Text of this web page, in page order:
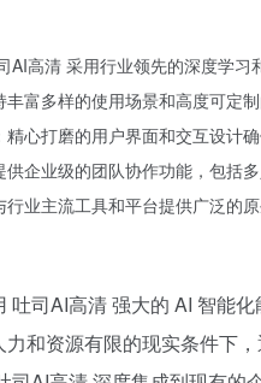
AI高清 采用行业领先的深度学
丰富多样的使用场景和高度可定
精心打磨的用户界面和交互设计
供企业级的团队协作功能，包括
行业主流工具和平台提供广泛的
吐司AI高清 强大的 AI 智能
力和资源有限的现实条件下